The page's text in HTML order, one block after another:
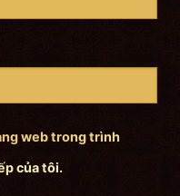
web trong trình
của tôi.